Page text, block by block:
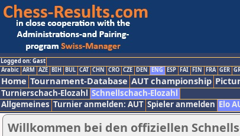
Logged on: Gast
Arabic ARM AZE BIH BUL CAT CHN CRO CZE DEN ENG ESP FAI FIN FRA GER
Home Tournament-Database AUT championship
Turnierschach-Elozahl Schnellschach-Elozahl
Allgemeines Turnier anmelden: AUT Spieler anmelden Elo
Willkommen bei den offiziellen